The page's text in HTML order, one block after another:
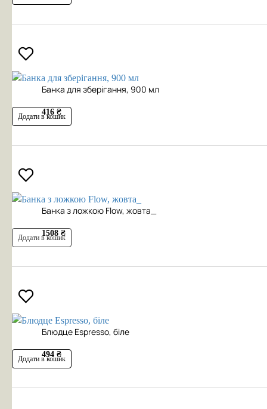
Банка для зберігання, 900 мл
416 ₴
Додати в кошик
Банка з ложкою Flow, жовта_
1508 ₴
Додати в кошик
Блюдце Espresso, біле
494 ₴
Додати в кошик